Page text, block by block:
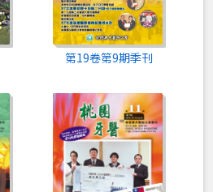
第19卷第9期季刊